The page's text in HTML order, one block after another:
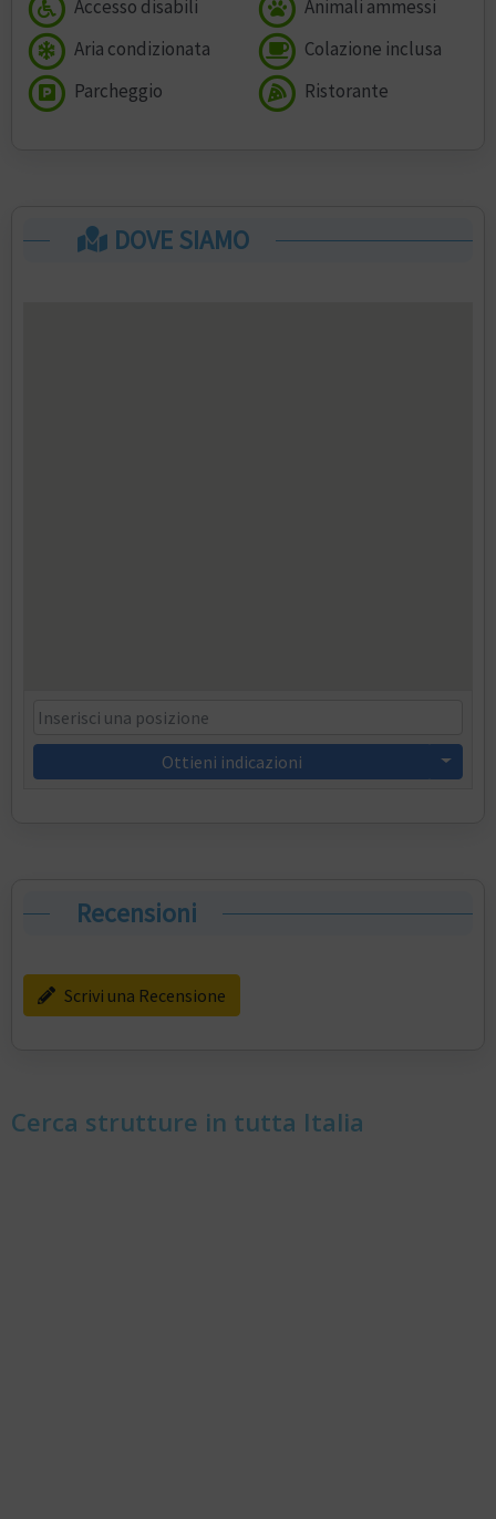
Accesso disabili
Animali ammessi
Aria condizionata
Colazione inclusa
Parcheggio
Ristorante
DOVE SIAMO
Ottieni indicazioni
Recensioni
Scrivi una Recensione
Cerca strutture in tutta Italia